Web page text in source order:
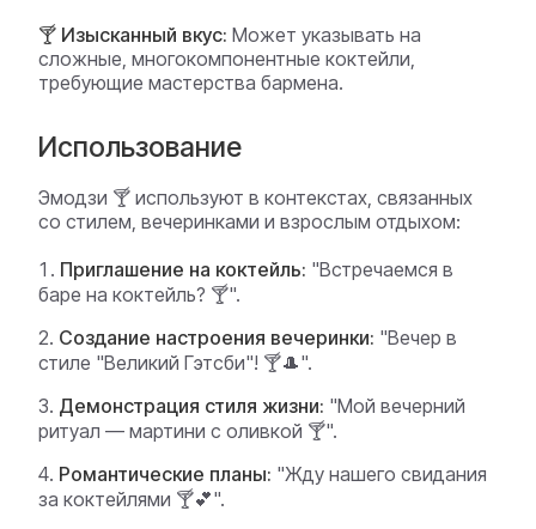
🍸 Изысканный вкус: Может указывать на
сложные, многокомпонентные коктейли,
требующие мастерства бармена.
Использование
Эмодзи 🍸 используют в контекстах, связанных
со стилем, вечеринками и взрослым отдыхом:
Приглашение на коктейль: "Встречаемся в
баре на коктейль? 🍸".
Создание настроения вечеринки: "Вечер в
стиле "Великий Гэтсби"! 🍸🎩".
Демонстрация стиля жизни: "Мой вечерний
ритуал — мартини с оливкой 🍸".
Романтические планы: "Жду нашего свидания
за коктейлями 🍸💕".